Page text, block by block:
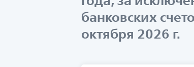
банковских
октября 2026 г.